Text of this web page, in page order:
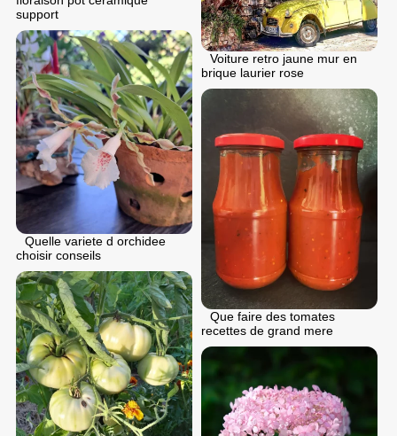
Voiture retro jaune mur en
brique laurier rose
support
Quelle variete d orchidee
choisir conseils
Que faire des tomates
recettes de grand mere